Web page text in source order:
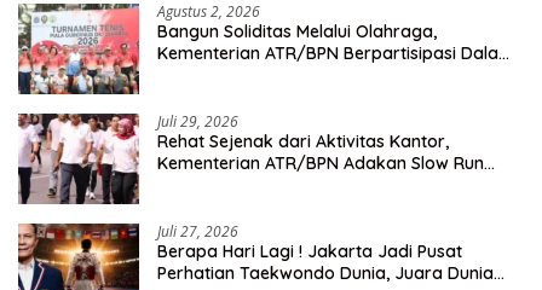
Agustus 2, 2026
Bangun Soliditas Melalui Olahraga,
Kementerian ATR/BPN Berpartisipasi Dalam
Juli 29, 2026
Rehat Sejenak dari Aktivitas Kantor,
Kementerian ATR/BPN Adakan Slow Run
Juli 27, 2026
Berapa Hari Lagi ! Jakarta Jadi Pusat
Perhatian Taekwondo Dunia, Juara Dunia